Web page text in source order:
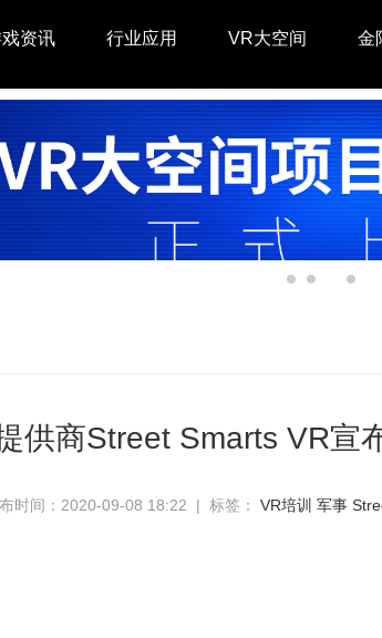
资讯 行业应用 VR大空间 金
供商Street Smarts VR宣
时间：2020-09-08 18:22 | 标签： VR培训 军事